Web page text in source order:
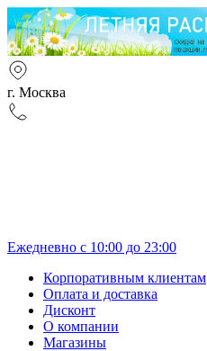
г. Москва
Ежедневно с 10:00 до 23:00
Корпоративным клиентам
Оплата и доставка
Дисконт
О компании
Магазины